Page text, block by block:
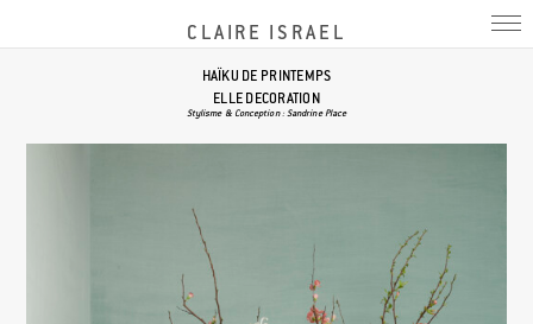
CLAIRE ISRAEL
HAÏKU DE PRINTEMPS
ELLE DECORATION
Stylisme & Conception : Sandrine Place